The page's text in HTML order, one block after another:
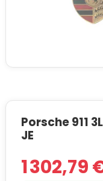
Porsche 911
JE
1 302,79